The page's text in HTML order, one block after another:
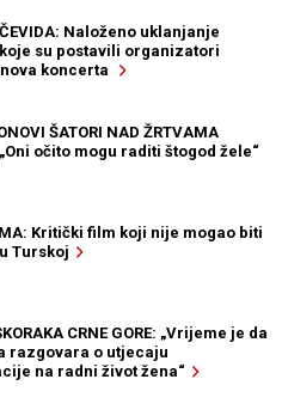
Naloženo uklanjanje
su postavili organizatori
koncerta
ŠATORI NAD ŽRTVAMA
„Oni očito mogu raditi štogod žele“
Kritički film koji nije mogao biti
Turskoj
CRNE GORE: „Vrijeme je da
razgovara o utjecaju
na radni život žena“